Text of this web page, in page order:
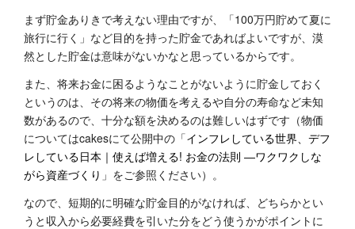
まず貯金ありきで考えない理由ですが、「100万円貯めて夏に
旅行に行く」など目的を持った貯金であればよいですが、漠
然とした貯金は意味がないかなと思っているからです。
また、将来お金に困るようなことがないように貯金しておく
というのは、その将来の物価を考えるや自分の寿命など未知
数があるので、十分な額を決めるのは難しいはずです（物価
についてはcakesにて公開中の「インフレしている世界、デフ
レしている日本｜使えば増える! お金の法則 ―ワクワクしな
がら資産づくり 」をご参照ください）。
なので、短期的に明確な貯金目的がなければ、どちらかとい
うと収入から必要経費を引いた分をどう使うかがポイントに